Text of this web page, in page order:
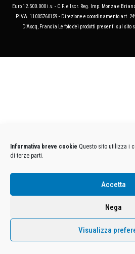
Informativa breve cookie Questo sito utilizza i
di terze parti.
Accetta
Nega
Visualizza
Euro 12.500.000 i.v. - C.F. e Iscr. Reg. Imp. Monza e
P.IVA. 11005760159 - Direzione e coordinamento art.
D'Ascq, Francia Le foto dei prodotti presenti sul